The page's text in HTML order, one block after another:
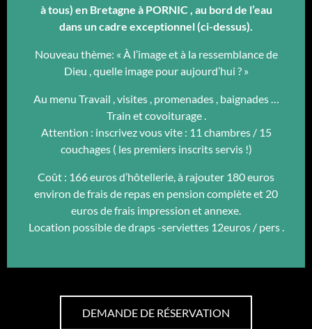
à tous) en Bretagne à PORNIC , au bord de l’eau
dans un cadre exceptionnel (ci-dessus).
Nouveau thème: « À l’image et à la ressemblance de
Dieu , quelle image pour aujourd’hui ? »
Au menu Travail , visites , promenades , baignades …
Train et covoiturage .
Attention : inscrivez vous vite : 11 chambres / 15
couchages ( les premiers inscrits servis !)
Coût : 166 euros d’hôtellerie, à rajouter 180 euros
environ de frais de repas en pension complète et 20
euros de frais impression et annexe.
Location possible de draps -serviettes 12euros / pers .
DEMANDE DE RÉSERVATION